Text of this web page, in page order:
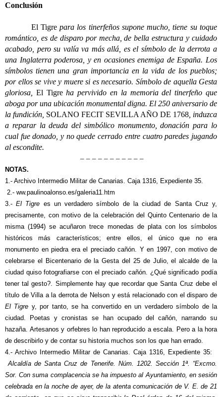
Conclusión
El Tigrepara los tinerfeños supone mucho, tiene su toque
romántico, es de disparo por mecha, de bella estructura y cuidado
acabado, pero su valía va más allá, es el símbolo de la derrota a
una Inglaterra poderosa, y en ocasiones enemiga de España. Los
símbolos tienen una gran importancia en la vida de los pueblos;
por ellos se vive y muere si es necesario. Símbolo de aquella Gesta
gloriosa, El Tigreha pervivido en la memoria del tinerfeño que
aboga por una ubicación monumental digna. El 250 aniversario de
la fundición, SOLANO FECIT SEVILLA AÑO DE 1768 , induzca
a reparar la deuda del simbólico monumento, donación para lo
cual fue donado, y no quede cerrado entre cuatro paredes jugando
al escondite.
– – – – – – – – – – –
NOTAS.
1.- Archivo Intermedio Militar de Canarias. Caja 1316, Expediente 35.
2.- ww.paulinoalonso.es/galeria11.htm
3.-El Tigre es un verdadero símbolo de la ciudad de Santa Cruz y,
precisamente, con motivo de la celebración del Quinto Centenario de la
misma (1994) se acuñaron trece monedas de plata con los símbolos
históricos más característicos; entre ellos, el único que no era
monumento en piedra era el preciado cañón. Y en 1997, con motivo de
celebrarse el Bicentenario de la Gesta del 25 de Julio, el alcalde de la
ciudad quiso fotografiarse con el preciado cañón. ¿Qué significado podía
tener tal gesto?. Simplemente hay que recordar que Santa Cruz debe el
título de Villa a la derrota de Nelson y está relacionado con el disparo de
El Tigre y, por tanto, se ha convertido en un verdadero símbolo de la
ciudad. Poetas y cronistas se han ocupado del cañón, narrando su
hazaña. Artesanos y orfebres lo han reproducido a escala. Pero a la hora
de describirlo y de contar su historia muchos son los que han errado.
4.- Archivo Intermedio Militar de Canarias. Caja 1316, Expediente 35:
Alcaldía de Santa Cruz de Tenerife. Núm. 1202. Sección 1ª. “Excmo.
Sor. Con suma complacencia se ha impuesto al Ayuntamiento, en sesión
celebrada en la noche de ayer, de la atenta comunicación de V. E. de 21